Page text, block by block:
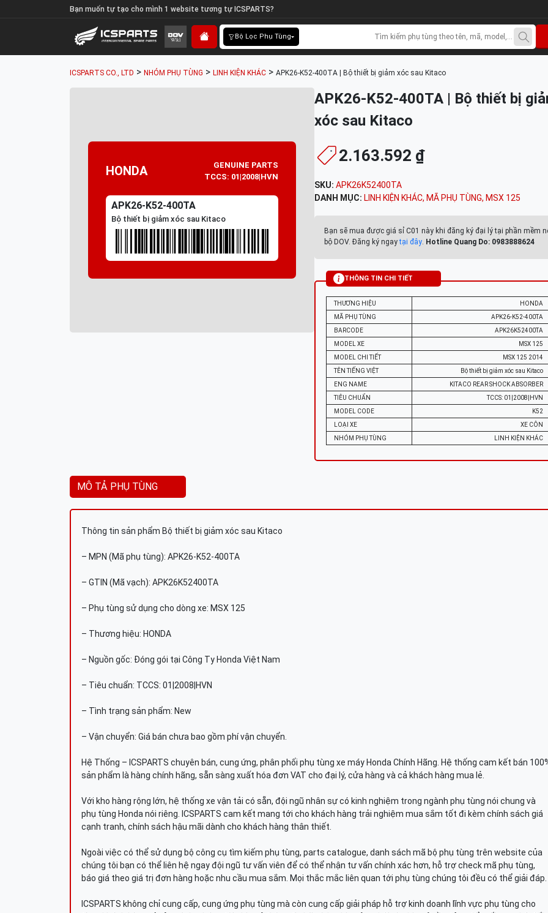
Bạn muốn tự tạo cho mình 1 website tương tự ICSPARTS?
Bộ Lọc Phụ Tùng
ICSPARTS CO., LTD > NHÓM PHỤ TÙNG > LINH KIỆN KHÁC > APK26-K52-400TA | Bộ thiết bị giảm xóc sau Kitaco
HONDA
GENUINE PARTS
TCCS: 01|2008|HVN
APK26-K52-400TA
Bộ thiết bị giảm xóc sau Kitaco
APK26-K52-400TA | Bộ thiết bị
xóc sau Kitaco
2.163.592 ₫
SKU: APK26K52400TA
DANH MỤC: LINH KIỆN KHÁC, MÃ PHỤ TÙNG, MSX 125
Bạn sẽ mua được giá sỉ C01 này khi đăng ký đại lý tại phần mềm
bộ DOV. Đăng ký ngaytại đây. Hotline Quang Do: 0983888624
THÔNG TIN CHI TIẾT
THƯƠNG HIỆU
HONDA
MÃ PHỤ TÙNG
APK26-K52-400TA
BARCODE
APK26K52400TA
MODEL XE
MSX 125
MODEL CHI TIẾT
MSX 125 2014
TÊN TIẾNG VIỆT
Bộ thiết bị giảm xóc sau Kitaco
ENG NAME
KITACO REAR SHOCK ABSORBER
TIÊU CHUẨN
TCCS: 01|2008|HVN
MODEL CODE
K52
LOẠI XE
XE CÔN
NHÓM PHỤ TÙNG
LINH KIỆN KHÁC
MÔ TẢ PHỤ TÙNG
Thông tin sản phẩm Bộ thiết bị giảm xóc sau Kitaco
– MPN (Mã phụ tùng): APK26-K52-400TA
– GTIN (Mã vạch): APK26K52400TA
– Phụ tùng sử dụng cho dòng xe: MSX 125
– Thương hiệu: HONDA
– Nguồn gốc: Đóng gói tại Công Ty Honda Việt Nam
– Tiêu chuẩn: TCCS: 01|2008|HVN
– Tình trạng sản phẩm: New
– Vận chuyển: Giá bán chưa bao gồm phí vận chuyển.
Hệ Thống – ICSPARTS chuyên bán, cung ứng, phân phối phụ tùng xe máy Honda Chính Hãng. Hệ thống cam kết bán
sản phẩm là hàng chính hãng, sẵn sàng xuất hóa đơn VAT cho đại lý, cửa hàng và cả khách hàng mua lẻ.
Với kho hàng rộng lớn, hệ thống xe vận tải có sẵn, đội ngũ nhân sự có kinh nghiệm trong ngành phụ tùng nói chung và
phụ tùng Honda nói riêng. ICSPARTS cam kết mang tới cho khách hàng trải nghiệm mua sắm tốt đi kèm chính sách giá
cạnh tranh, chính sách hậu mãi dành cho khách hàng thân thiết.
Ngoài việc có thể sử dụng bộ công cụ tìm kiếm phụ tùng, parts catalogue, danh sách mã bộ phụ tùng trên website của
chúng tôi bạn có thể liên hệ ngay đội ngũ tư vấn viên để có thể nhận tư vấn chính xác hơn, hỗ trợ check mã phụ tùng,
báo giá theo giá trị đơn hàng hoặc nhu cầu mua sắm. Mọi thắc mắc liên quan tới phụ tùng chúng tôi đều có thể giải đáp.
ICSPARTS không chỉ cung cấp, cung ứng phụ tùng mà còn cung cấp giải pháp hỗ trợ kinh doanh lĩnh vực phụ tùng cho